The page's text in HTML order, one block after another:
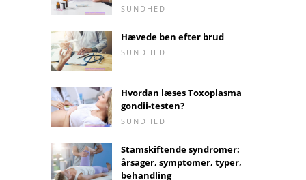
SUNDHED
Hævede ben efter brud
SUNDHED
Hvordan læses Toxoplasma
gondii-testen?
SUNDHED
Stamskiftende syndromer:
årsager, symptomer, typer,
behandling